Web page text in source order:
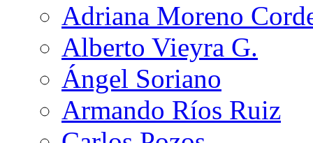
Adriana Moreno
Alberto Vieyra G.
Ángel Soriano
Armando Ríos Ruiz